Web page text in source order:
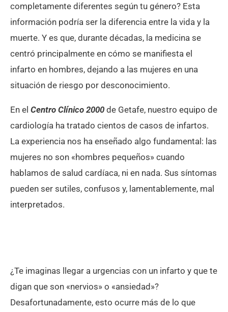
completamente diferentes según tu género? Esta
información podría ser la diferencia entre la vida y la
muerte. Y es que, durante décadas, la medicina se
centró principalmente en cómo se manifiesta el
infarto en hombres, dejando a las mujeres en una
situación de riesgo por desconocimiento.
En el Centro Clínico 2000 de Getafe, nuestro equipo de
cardiología ha tratado cientos de casos de infartos.
La experiencia nos ha enseñado algo fundamental: las
mujeres no son «hombres pequeños» cuando
hablamos de salud cardíaca, ni en nada. Sus síntomas
pueden ser sutiles, confusos y, lamentablemente, mal
interpretados.
¿Te imaginas llegar a urgencias con un infarto y que te
digan que son «nervios» o «ansiedad»?
Desafortunadamente, esto ocurre más de lo que